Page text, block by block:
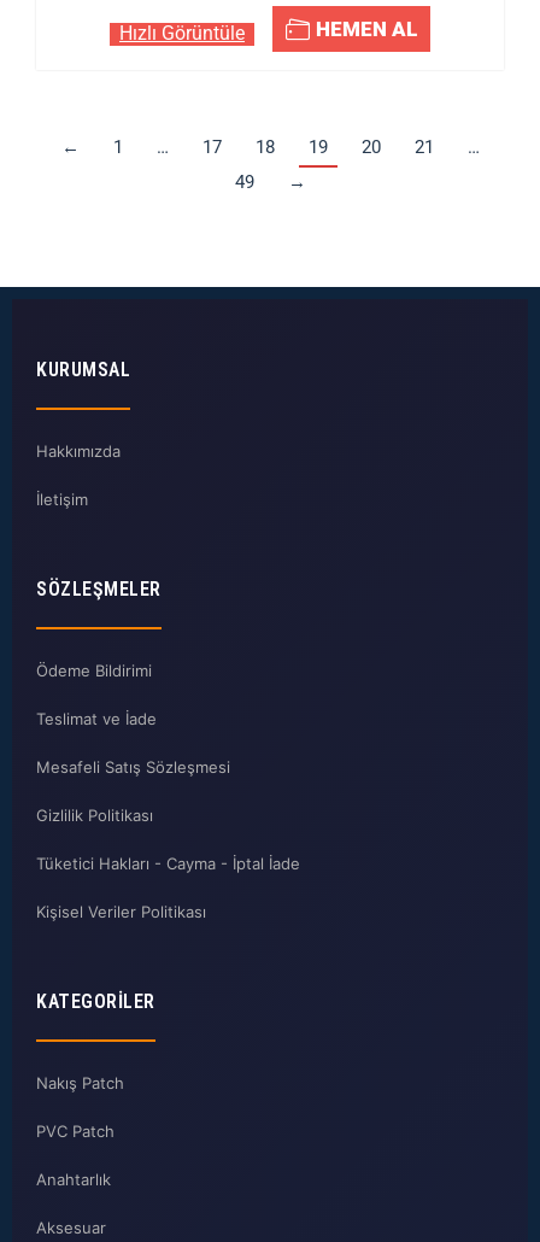
Hızlı Görüntüle HEMEN AL
← 1 … 17 18 19 20 21
…
49
→
KURUMSAL
Hakkımızda
İletişim
SÖZLEŞMELER
Ödeme Bildirimi
Teslimat ve İade
Mesafeli Satış Sözleşmesi
Gizlilik Politikası
Tüketici Hakları - Cayma - İptal İade
Kişisel Veriler Politikası
KATEGORILER
Nakış Patch
PVC Patch
Anahtarlık
Aksesuar